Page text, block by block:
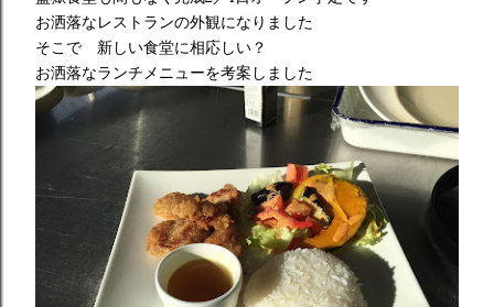
お洒落なレストランの外観になりました
そこで 新しい食堂に相応しい？
お洒落なランチメニューを考案しました